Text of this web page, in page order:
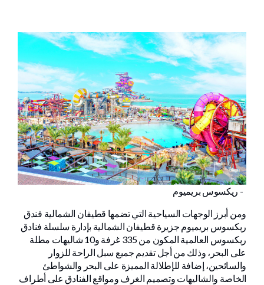
- ريكسوس بريميوم
ومن أبرز الوجهات السياحية التي تضمها قطيفان الشمالية فندق
ريكسوس بريميوم جزيرة قطيفان الشمالية بإدارة سلسلة فنادق
ريكسوس العالمية المكون من 335 غرفة و10 شاليهات مطلة
على البحر، وذلك من أجل تقديم جميع سبل الراحة للزوار
والسائحين، إضافة للإطلالة المميزة على البحر والشواطئ
الخاصة والشاليهات وتصميم الغرف ومواقع الفنادق على أطراف